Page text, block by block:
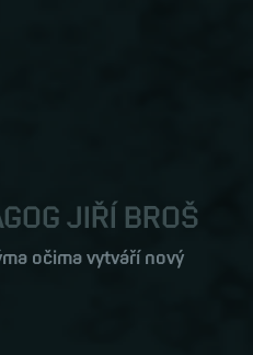
JIŘÍ BROŠ
očima vytváří nový